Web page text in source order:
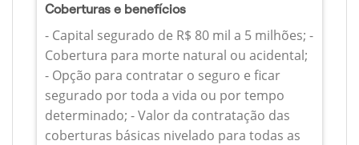
Coberturas e benefícios
- Capital segurado de R$ 80 mil a 5 milhões; -
Cobertura para morte natural ou acidental;
- Opção para contratar o seguro e ficar
segurado por toda a vida ou por tempo
determinado; - Valor da contratação das
coberturas básicas nivelado para todas as